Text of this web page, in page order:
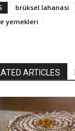
brüksel lahanasi
yemekleri
ARTICLES